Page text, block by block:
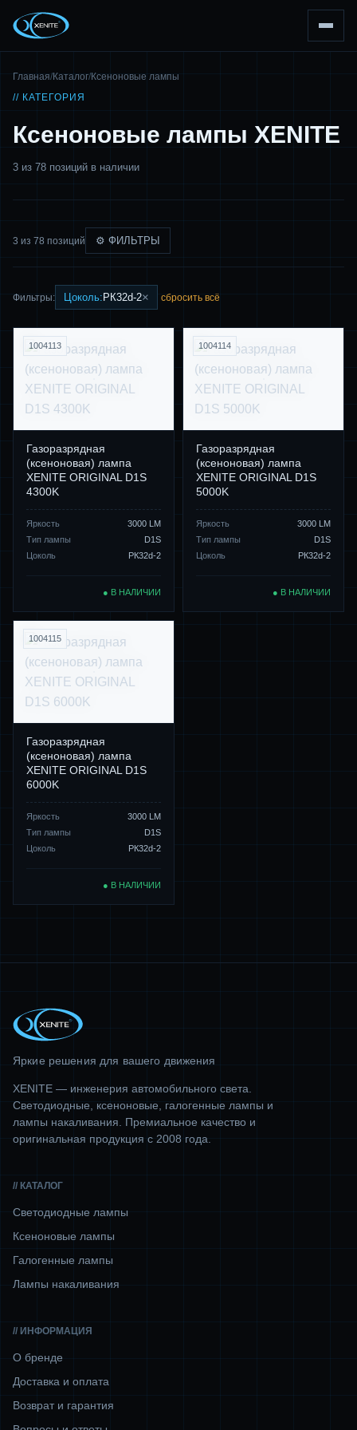
Главная/Каталог/Ксеноновые лампы
// КАТЕГОРИЯ
Ксеноновые лампы XENITE
3 из 78 позиций в наличии
3 из 78 позиций ⚙ ФИЛЬТРЫ
Фильтры: Цоколь: PК32d-2× сбросить всё
1004113
Газоразрядная
(ксеноновая) лампа
XENITE ORIGINAL D1S
4300K
Яркость
3000 LM
Тип лампы
D1S
Цоколь
PК32d-2
● В НАЛИЧИИ
1004114
Газоразрядная
(ксеноновая) лампа
XENITE ORIGINAL D1S
5000K
Яркость
3000 LM
Тип лампы
D1S
Цоколь
PК32d-2
● В НАЛИЧИИ
1004115
Газоразрядная
(ксеноновая) лампа
XENITE ORIGINAL D1S
6000K
Яркость
3000 LM
Тип лампы
D1S
Цоколь
PК32d-2
● В НАЛИЧИИ
Яркие решения для вашего движения
XENITE — инженерия автомобильного света.
Светодиодные, ксеноновые, галогенные лампы и
лампы накаливания. Премиальное качество и
оригинальная продукция с 2008 года.
// КАТАЛОГ
Светодиодные лампы
Ксеноновые лампы
Галогенные лампы
Лампы накаливания
// ИНФОРМАЦИЯ
О бренде
Доставка и оплата
Возврат и гарантия